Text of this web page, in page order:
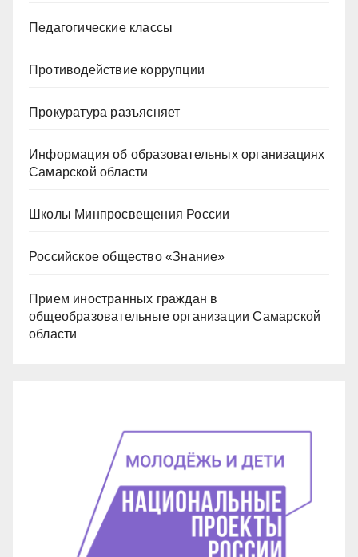
Педагогические классы
Противодействие коррупции
Прокуратура разъясняет
Информация об образовательных организациях
Самарской области
Школы Минпросвещения России
Российское общество «Знание»
Прием иностранных граждан в
общеобразовательные организации Самарской
области